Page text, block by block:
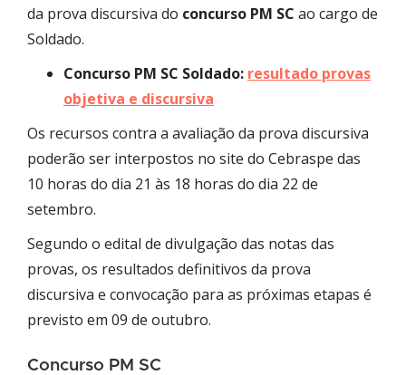
da prova discursiva do concurso PM SC ao cargo de
Soldado.
Concurso PM SC Soldado: resultado provas
objetiva e discursiva
Os recursos contra a avaliação da prova discursiva
poderão ser interpostos no site do Cebraspe das
10 horas do dia 21 às 18 horas do dia 22 de
setembro.
Segundo o edital de divulgação das notas das
provas, os resultados definitivos da prova
discursiva e convocação para as próximas etapas é
previsto em 09 de outubro.
Concurso PM SC